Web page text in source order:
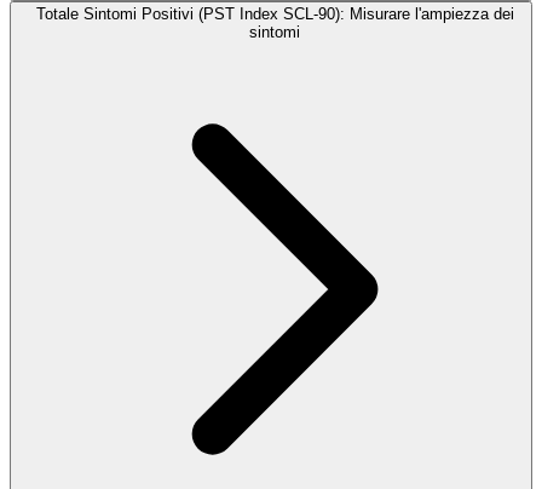
Totale Sintomi Positivi (PST Index SCL-90): Misurare l'ampiezza dei
sintomi